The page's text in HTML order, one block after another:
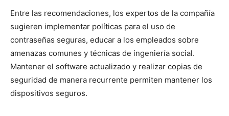
Entre las recomendaciones, los expertos de la compañía
sugieren implementar políticas para el uso de
contraseñas seguras, educar a los empleados sobre
amenazas comunes y técnicas de ingeniería social.
Mantener el software actualizado y realizar copias de
seguridad de manera recurrente permiten mantener los
dispositivos seguros.